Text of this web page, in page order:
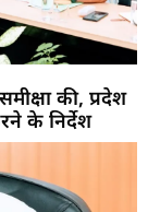
की, प्रदेश
के निर्देश